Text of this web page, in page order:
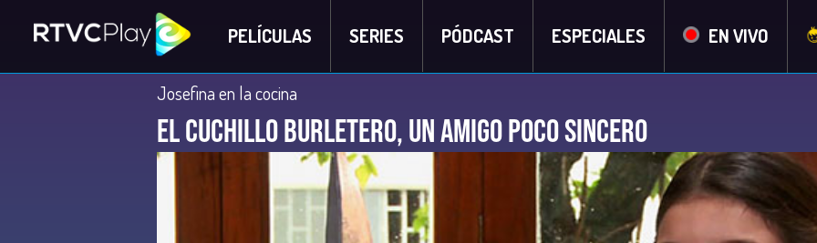
PELÍCULAS SERIES PÓDCAST ESPECIALES EN VIVO
Josefina en la cocina
El Cuchillo burletero, un amigo poco sincero